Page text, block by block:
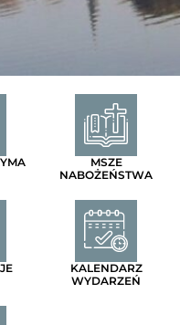
MSZE
NABOŻEŃSTWA
KALENDARZ
WYDARZEŃ